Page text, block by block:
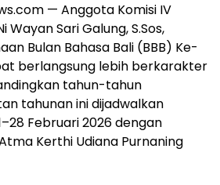
— Anggota Komisi IV
Wayan Sari Galung, S.Sos,
Bulan Bahasa Bali (BBB) Ke-
berlangsung lebih berkarakter
tahun-tahun
tahunan ini dijadwalkan
Februari 2026 dengan
Kerthi Udiana Purnaning